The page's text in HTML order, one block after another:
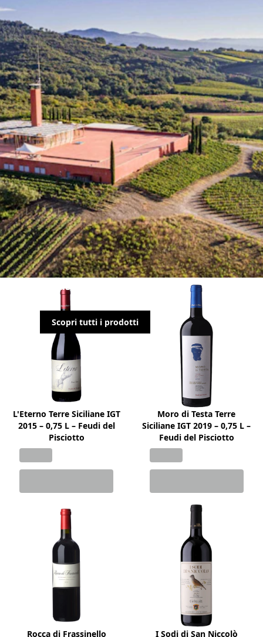
Domini Castellare di Castellina
Scopri tutti i prodotti
L'Eterno Terre Siciliane IGT
2015 – 0,75 L – Feudi del
Pisciotto
Moro di Testa Terre
Siciliane IGT 2019 – 0,75 L –
Feudi del Pisciotto
Rocca di Frassinello I Sodi di San Niccolò